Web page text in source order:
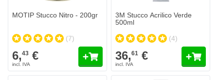
MOTIP Stucco Nitro - 200gr
(7)
6,43 €
3M Stucco Acrilico Verde
500ml
(4)
36,61 €